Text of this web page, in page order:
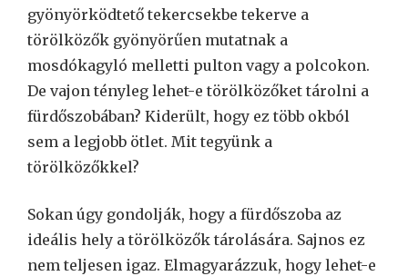
gyönyörködtető tekercsekbe tekerve a
törölközők gyönyörűen mutatnak a
mosdókagyló melletti pulton vagy a polcokon.
De vajon tényleg lehet-e törölközőket tárolni a
fürdőszobában? Kiderült, hogy ez több okból
sem a legjobb ötlet. Mit tegyünk a
törölközőkkel?
Sokan úgy gondolják, hogy a fürdőszoba az
ideális hely a törölközők tárolására. Sajnos ez
nem teljesen igaz. Elmagyarázzuk, hogy lehet-e